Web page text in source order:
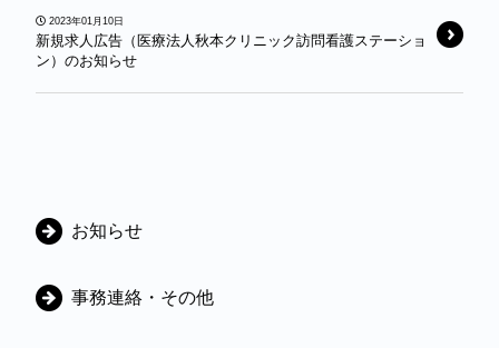
2023年01月10日
新規求人広告（医療法人秋本クリニック訪問看護ステーショ
ン）のお知らせ
カ
ゴ
お知らせ
事務連絡・その他